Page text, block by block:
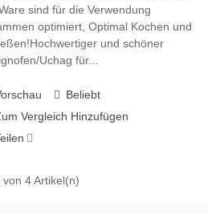
sind für die Verwendung
optimiert, Optimal Kochen und
und schöner
Uchag für...
Beliebt
Vergleich Hinzufügen
von 4 Artikel(n)